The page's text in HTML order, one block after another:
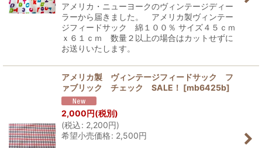
アメリカ・ニューヨークのヴィンテージディー
ラーから届きました。 アメリカ製ヴィンテー
ジフィードサック 綿１００％ サイズ４５ｃｍ
ｘ６１ｃｍ 数量２以上の場合はカットせずに
お送りいたします。
アメリカ製 ヴィンテージフィードサック フ
ァブリック チェック SALE！ [mb6425b]
2,000円(税別)
(税込: 2,200円)
希望小売価格: 2,500円